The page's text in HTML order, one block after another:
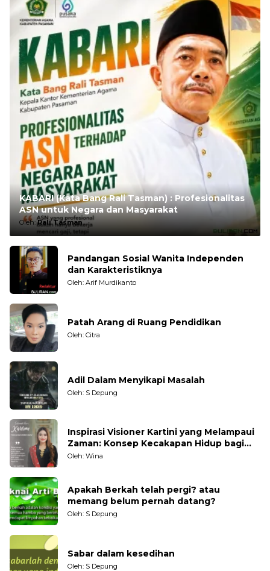
KABARI (Kata Bang Rali Tasman) : Profesionalitas
ASN untuk Negara dan Masyarakat
Oleh:Rali Tasman
Pandangan Sosial Wanita Independen
dan Karakteristiknya
Oleh: Arif Murdikanto
Patah Arang di Ruang Pendidikan
Oleh: Citra
Adil Dalam Menyikapi Masalah
Oleh: S Depung
Inspirasi Visioner Kartini yang Melampaui
Zaman: Konsep Kecakapan Hidup bagi
Generasi Muda
Oleh: Wina
Apakah Berkah telah pergi? atau
memang belum pernah datang?
Oleh: S Depung
Sabar dalam kesedihan
Oleh: S Depung